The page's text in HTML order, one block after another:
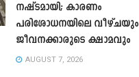
നഷ്ടമായി; കാരണം
പരിശോധനയിലെ വീഴ്ചയും
ജീവനക്കാരുടെ ക്ഷാമവും
AUGUST 7, 2026